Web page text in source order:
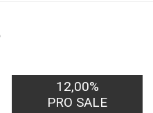
12,00%
PRO SALE